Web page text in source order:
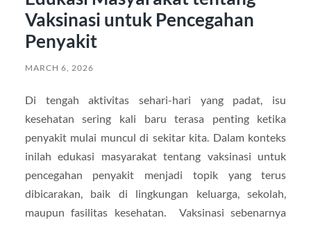
Vaksinasi untuk Pencegahan
Penyakit
MARCH 6, 2026
Di tengah aktivitas sehari-hari yang padat, isu
kesehatan sering kali baru terasa penting ketika
penyakit mulai muncul di sekitar kita. Dalam konteks
inilah edukasi masyarakat tentang vaksinasi untuk
pencegahan penyakit menjadi topik yang terus
dibicarakan, baik di lingkungan keluarga, sekolah,
maupun fasilitas kesehatan. Vaksinasi sebenarnya